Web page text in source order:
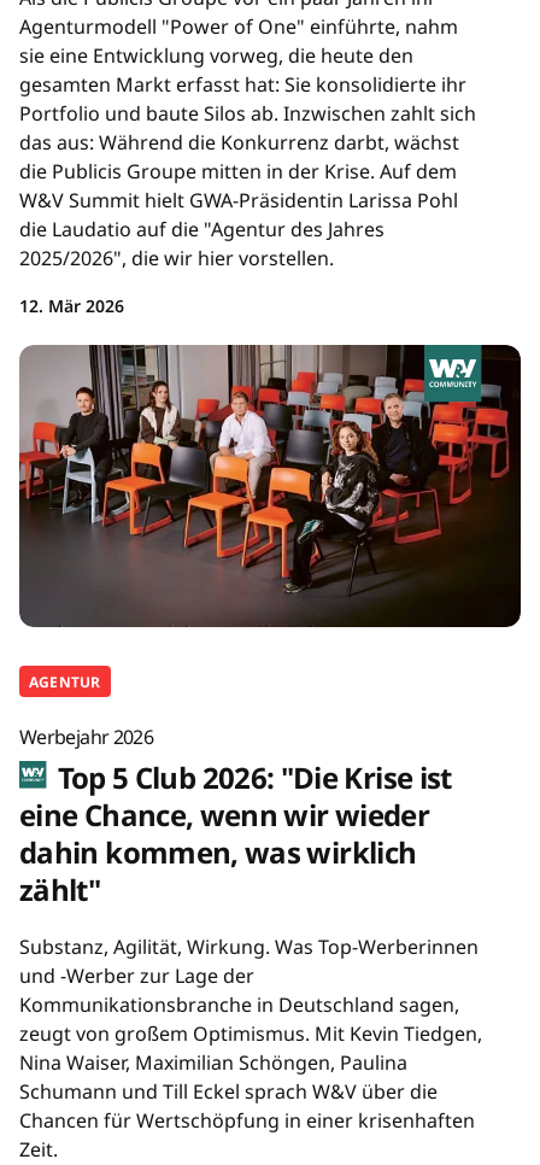
Agenturmodell "Power of One" einführte, nahm
sie eine Entwicklung vorweg, die heute den
gesamten Markt erfasst hat: Sie konsolidierte ihr
Portfolio und baute Silos ab. Inzwischen zahlt sich
das aus: Während die Konkurrenz darbt, wächst
die Publicis Groupe mitten in der Krise. Auf dem
W&V Summit hielt GWA-Präsidentin Larissa Pohl
die Laudatio auf die "Agentur des Jahres
2025/2026", die wir hier vorstellen.
12. Mär 2026
AGENTUR
Werbejahr 2026
Top 5 Club 2026: "Die Krise ist
eine Chance, wenn wir wieder
dahin kommen, was wirklich
zählt"
Substanz, Agilität, Wirkung. Was Top-Werberinnen
und -Werber zur Lage der
Kommunikationsbranche in Deutschland sagen,
zeugt von großem Optimismus. Mit Kevin Tiedgen,
Nina Waiser, Maximilian Schöngen, Paulina
Schumann und Till Eckel sprach W&V über die
Chancen für Wertschöpfung in einer krisenhaften
Zeit.